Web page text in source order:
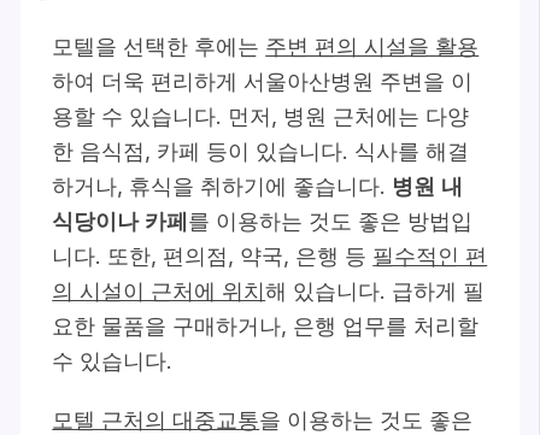
모텔을 선택한 후에는 주변 편의 시설을 활용
하여 더욱 편리하게 서울아산병원 주변을 이
용할 수 있습니다. 먼저, 병원 근처에는 다양
한 음식점, 카페 등이 있습니다. 식사를 해결
하거나, 휴식을 취하기에 좋습니다. 병원 내
식당이나 카페 를 이용하는 것도 좋은 방법입
니다. 또한, 편의점, 약국, 은행 등 필수적인 편
의 시설이 근처에 위치해 있습니다. 급하게 필
요한 물품을 구매하거나, 은행 업무를 처리할
수 있습니다.
모텔 근처의 대중교통을 이용하는 것도 좋은